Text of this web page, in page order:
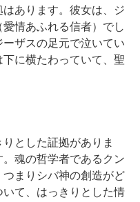
あります。彼女は、ジ
情あふれる信者）でし
ザスの足元で泣いてい
に横たわっていて、聖
とした証拠がありま
魂の哲学者であるクン
まりシバ神の創造がど
て、はっきりとした情